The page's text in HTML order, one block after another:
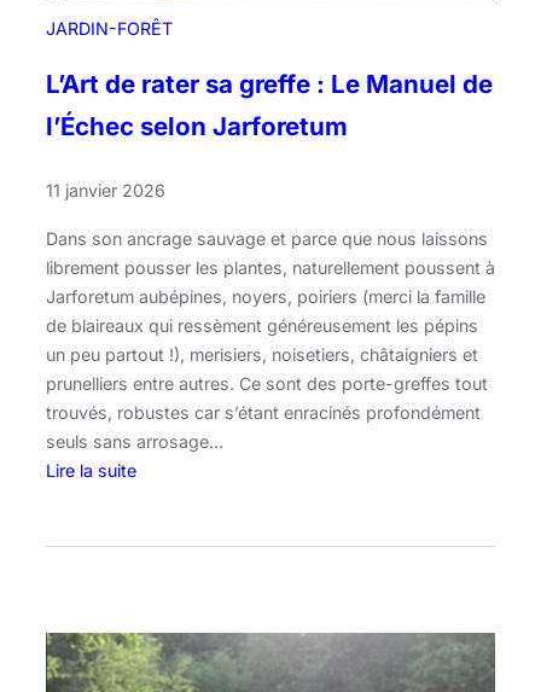
d
c
i
f
e
r
t
i
l
e
?
JARDIN-FORÊT
L’Art de rater sa greffe : Le Manuel de
l’Échec selon Jarforetum
11 janvier 2026
Dans son ancrage sauvage et parce que nous laissons
librement pousser les plantes, naturellement poussent à
Jarforetum aubépines, noyers, poiriers (merci la famille
de blaireaux qui ressèment généreusement les pépins
un peu partout !), merisiers, noisetiers, châtaigniers et
prunelliers entre autres. Ce sont des porte-greffes tout
trouvés, robustes car s’étant enracinés profondément
seuls sans arrosage…
Lire la suite
t
d